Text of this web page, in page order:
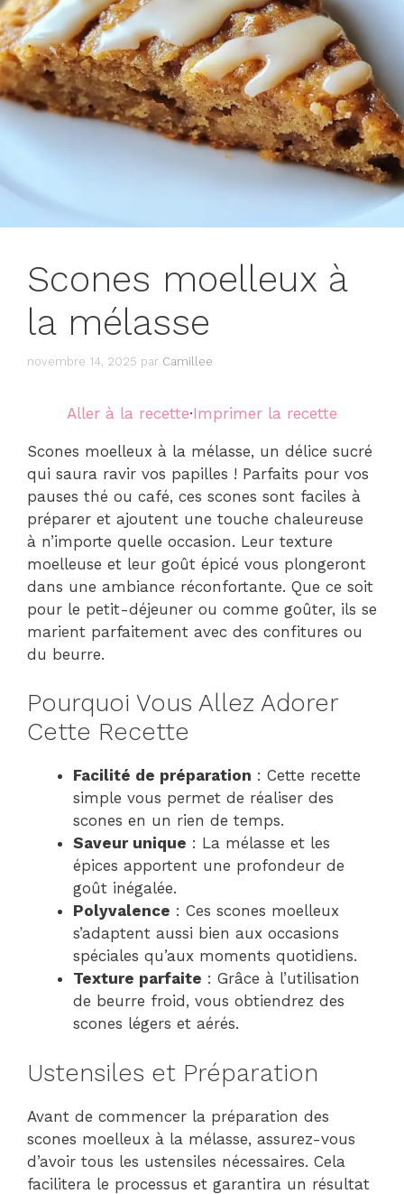
Scones moelleux à
la mélasse
novembre 14, 2025 par Camillee
Aller à la recette·Imprimer la recette
Scones moelleux à la mélasse, un délice sucré
qui saura ravir vos papilles ! Parfaits pour vos
pauses thé ou café, ces scones sont faciles à
préparer et ajoutent une touche chaleureuse
à n’importe quelle occasion. Leur texture
moelleuse et leur goût épicé vous plongeront
dans une ambiance réconfortante. Que ce soit
pour le petit-déjeuner ou comme goûter, ils se
marient parfaitement avec des confitures ou
du beurre.
Pourquoi Vous Allez Adorer
Cette Recette
Facilité de préparation : Cette recette
simple vous permet de réaliser des
scones en un rien de temps.
Saveur unique : La mélasse et les
épices apportent une profondeur de
goût inégalée.
Polyvalence : Ces scones moelleux
s’adaptent aussi bien aux occasions
spéciales qu’aux moments quotidiens.
Texture parfaite : Grâce à l’utilisation
de beurre froid, vous obtiendrez des
scones légers et aérés.
Ustensiles et Préparation
Avant de commencer la préparation des
scones moelleux à la mélasse, assurez-vous
d’avoir tous les ustensiles nécessaires. Cela
facilitera le processus et garantira un résultat